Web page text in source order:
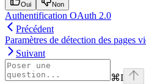
Oui Non
Authentification OAuth 2.0
Précédent
Paramètres de détection des pages
Suivant
⌘I